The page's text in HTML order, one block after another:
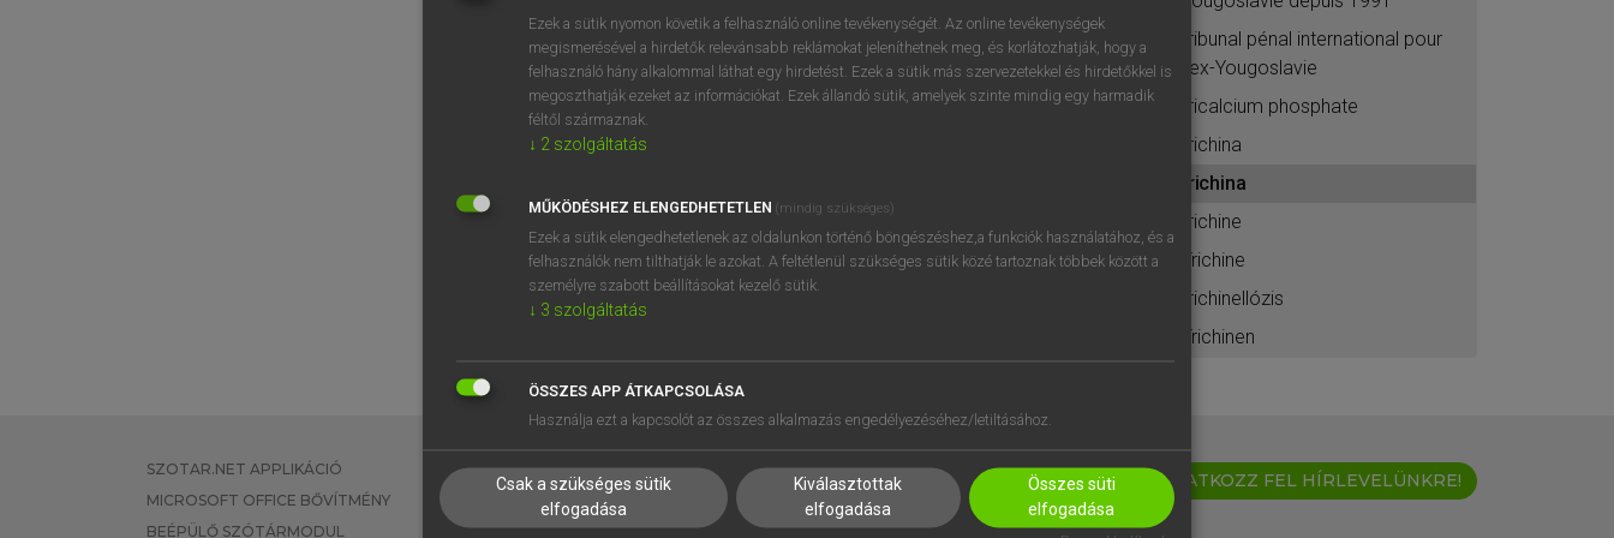
BELÉPÉS
regisztrálok ésbelépek.
REGISZTRÁCIÓ
tribunal pénal international pour
l’ex-Yougoslavie
tricalcium phosphate
trichina
trichina
trichine
Trichine
trichinellózis
Trichinen
SZOTAR.NET APPLIKÁCIÓ
MICROSOFT OFFICE BŐVÍTMÉNY
BEÉPÜLŐ SZÓTÁRMODUL
EGYÉNI FELHASZNÁLÓKNAK
TANULÓKNAK
OKTATÁSI INTÉZMÉNYEKNEK
SÚGÓ
RÓLUNK
ELÉRHETŐSÉG
IRATKOZZ FEL HÍRLEVELÜNKRE!
Ezek a sütik nyomon követik a felhasználó online tevékenységét. Az online tevékenységek
megismerésével a hirdetők relevánsabb reklámokat jeleníthetnek meg, és korlátozhatják, hogy a
felhasználó hány alkalommal láthat egy hirdetést. Ezek a sütik más szervezetekkel és hirdetőkkel is
megoszthatják ezeket az információkat. Ezek állandó sütik, amelyek szinte mindig egy harmadik
féltől származnak.
↓ 2 szolgáltatás
MŰKÖDÉSHEZ ELENGEDHETETLEN (mindig szükséges)
Ezek a sütik elengedhetetlenek az oldalunkon történő böngészéshez,a funkciók használatához, és a
felhasználók nem tilthatják le azokat. A feltétlenül szükséges sütik közé tartoznak többek között a
személyre szabott beállításokat kezelő sütik.
↓ 3 szolgáltatás
ÖSSZES APP ÁTKAPCSOLÁSA
Használja ezt a kapcsolót az összes alkalmazás engedélyezéséhez/letiltásához.
Csak a szükséges sütik
elfogadása
Kiválasztottak
elfogadása
Összes süti
elfogadása